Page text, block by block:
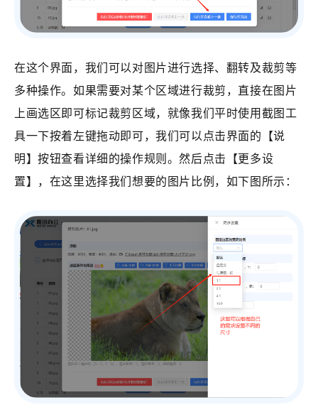
在这个界面，我们可以对图片进行选择、翻转及裁剪等
多种操作。如果需要对某个区域进行裁剪，直接在图片
上画选区即可标记裁剪区域，就像我们平时使用截图工
具一下按着左键拖动即可，我们可以点击界面的【说
明】按钮查看详细的操作规则。然后点击【更多设
置】，在这里选择我们想要的图片比例，如下图所示：